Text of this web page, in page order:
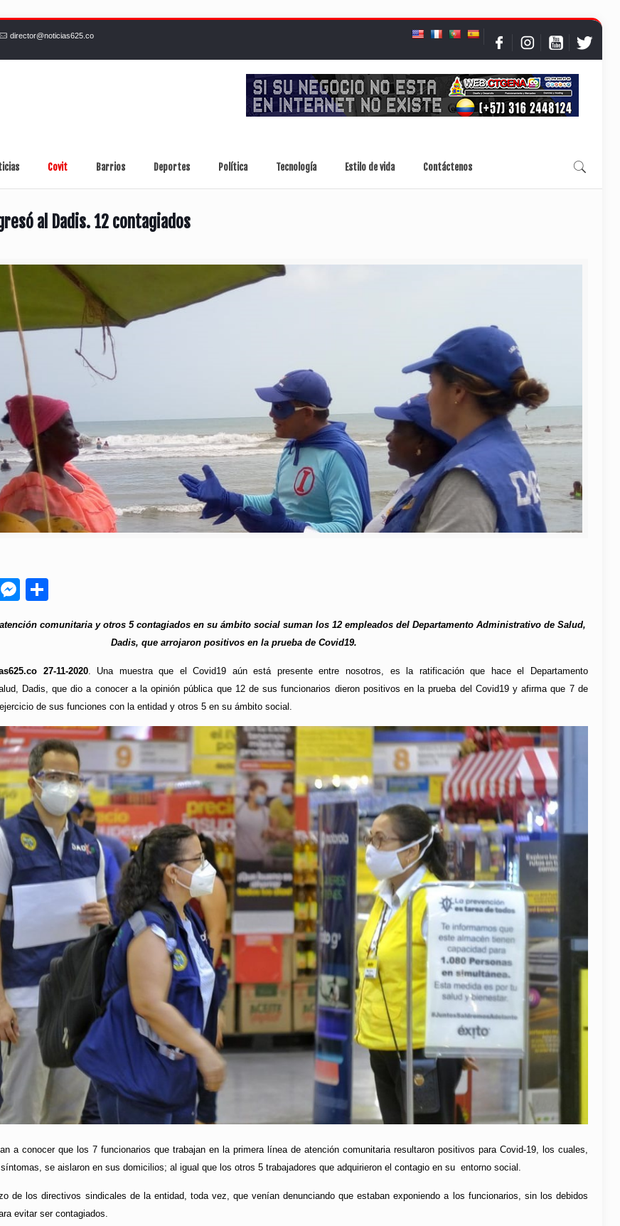
director@noticias625.co
Covit Barrios Deportes Política Tecnología Estilo de vida Contáctenos
al Dadis. 12 contagiados
Telegram
Messenger
comunitaria y otros 5 contagiados en su ámbito social suman los 12 empleados del Departamento Administrativo de Salud,
Dadis, que arrojaron positivos en la prueba de Covid19.
27-11-2020. Una muestra que el Covid19 aún está presente entre nosotros, es la ratificación que hace el Departamento
Dadis, que dio a conocer a la opinión pública que 12 de sus funcionarios dieron positivos en la prueba del Covid19 y afirma que 7 de
de sus funciones con la entidad y otros 5 en su ámbito social.
a conocer que los 7 funcionarios que trabajan en la primera línea de atención comunitaria resultaron positivos para Covid-19, los cuales,
se aislaron en sus domicilios; al igual que los otros 5 trabajadores que adquirieron el contagio en su entorno social.
de los directivos sindicales de la entidad, toda vez, que venían denunciando que estaban exponiendo a los funcionarios, sin los debidos
evitar ser contagiados.